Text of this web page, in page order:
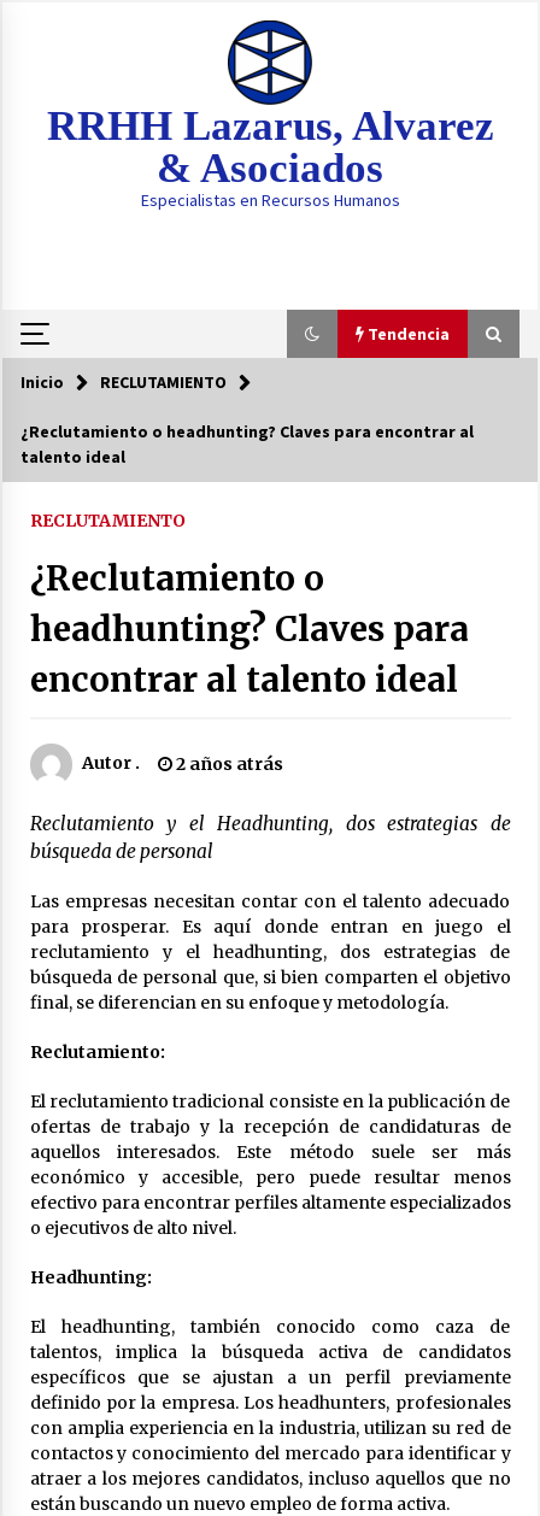
RRHH Lazarus, Alvarez
& Asociados
Especialistas en Recursos Humanos
Tendencia
Tendencia
RRHH FREELANCER
5 años atrás
Inicio RECLUTAMIENTO
¿Reclutamiento o headhunting? Claves para encontrar al
talento ideal
RECLUTAMIENTO
¿Reclutamiento o
headhunting? Claves para
encontrar al talento ideal
Autor . 2 años atrás
Reclutamiento y el Headhunting, dos estrategias de
búsqueda de personal
Las empresas necesitan contar con el talento adecuado
para prosperar. Es aquí donde entran en juego el
reclutamiento y el headhunting, dos estrategias de
búsqueda de personal que, si bien comparten el objetivo
final, se diferencian en su enfoque y metodología.
Reclutamiento:
El reclutamiento tradicional consiste en la publicación de
ofertas de trabajo y la recepción de candidaturas de
aquellos interesados. Este método suele ser más
económico y accesible, pero puede resultar menos
efectivo para encontrar perfiles altamente especializados
o ejecutivos de alto nivel.
Headhunting:
El headhunting, también conocido como caza de
talentos, implica la búsqueda activa de candidatos
específicos que se ajustan a un perfil previamente
definido por la empresa. Los headhunters, profesionales
con amplia experiencia en la industria, utilizan su red de
contactos y conocimiento del mercado para identificar y
atraer a los mejores candidatos, incluso aquellos que no
están buscando un nuevo empleo de forma activa.